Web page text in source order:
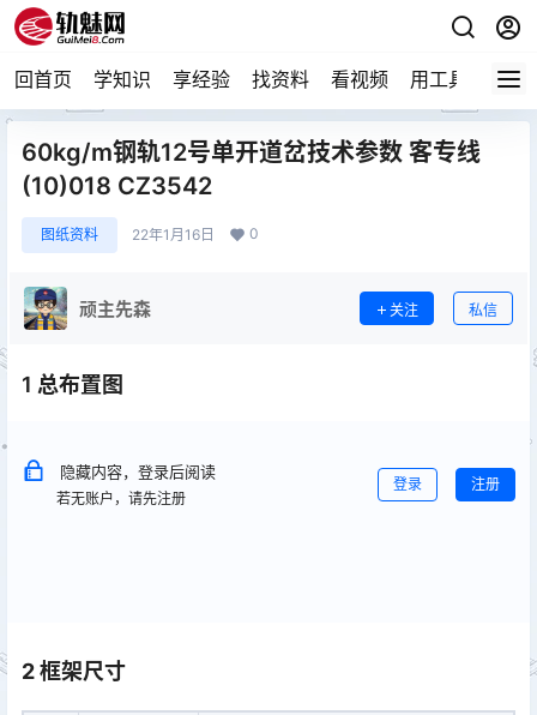
回首页 学知识 享经验 找资料 看视频 用工具 论技
60kg/m钢轨12号单开道岔技术参数 客专线
(10)018 CZ3542
图纸资料 22年1月16日 0
顽主先森 关注 私信
1 总布置图
隐藏内容，登录后阅读
若无账户，请先注册
登录 注册
2 框架尺寸